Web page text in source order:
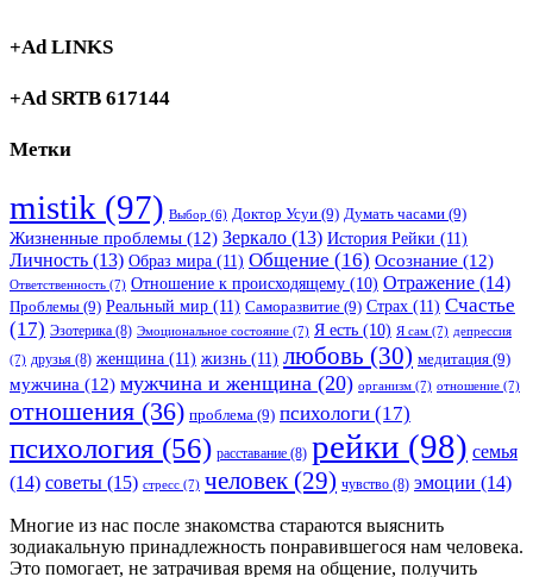
+Ad LINKS
+Ad SRTB 617144
Метки
mistik (97) Выбор (6) Доктор Усуи (9) Думать часами (9)
Жизненные проблемы (12) Зеркало (13) История Рейки (11)
Личность (13) Образ мира (11) Общение (16) Осознание (12)
Ответственность (7) Отношение к происходящему (10) Отражение (14)
Проблемы (9) Реальный мир (11) Саморазвитие (9) Страх (11) Счастье
(17) Эзотерика (8) Эмоциональное состояние (7) Я есть (10) Я сам (7) депрессия
(7) друзья (8) женщина (11) жизнь (11) любовь (30) медитация (9)
мужчина (12) мужчина и женщина (20) организм (7) отношение (7)
отношения (36) проблема (9) психологи (17)
психология (56) расставание (8) рейки (98) семья
(14) советы (15) стресс (7) человек(29) чувство (8) эмоции (14)
Многие из нас после знакомства стараются выяснить
зодиакальную принадлежность понравившегося нам человека.
Это помогает, не затрачивая время на общение, получить